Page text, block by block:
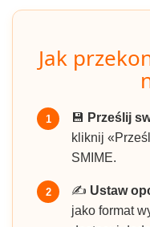
Jak
1 💾 Prześlij
kliknij
SMIME.
2 ✍️ Ustaw
jako format